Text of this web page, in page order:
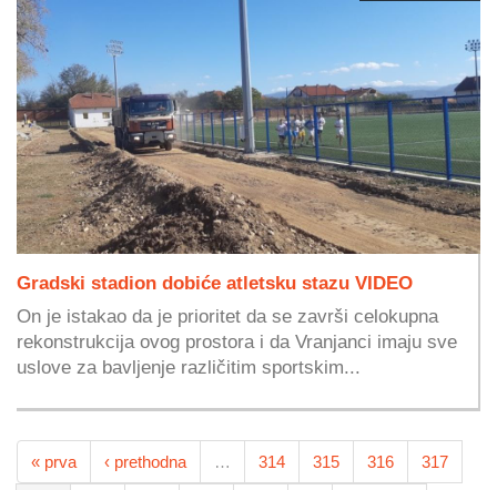
Gradski stadion dobiće atletsku stazu VIDEO
On je istakao da je prioritet da se završi celokupna
rekonstrukcija ovog prostora i da Vranjanci imaju sve
uslove za bavljenje različitim sportskim...
« prva ‹ prethodna … 314 315 316 317